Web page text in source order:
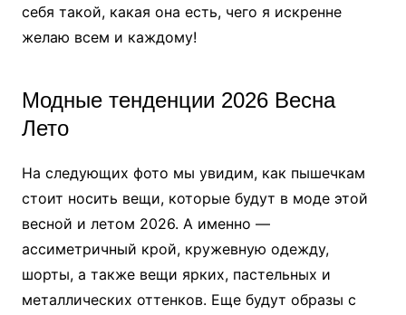
себя такой, какая она есть, чего я искренне
желаю всем и каждому!
Модные тенденции 2026 Весна
Лето
На следующих фото мы увидим, как пышечкам
стоит носить вещи, которые будут в моде этой
весной и летом 2026. А именно —
ассиметричный крой, кружевную одежду,
шорты, а также вещи ярких, пастельных и
металлических оттенков. Еще будут образы с